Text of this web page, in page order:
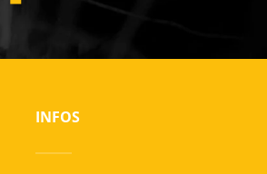
INFOS